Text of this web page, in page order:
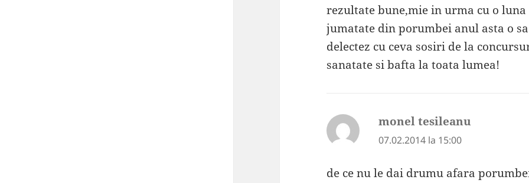
rezultate bune,mie in urma cu o
jumatate din porumbei anul asta o
delectez cu ceva sosiri de la
sanatate si bafta la toata lumea!
monel tesileanu
07.02.2014 la 15:00
de ce nu le dai drumu afara